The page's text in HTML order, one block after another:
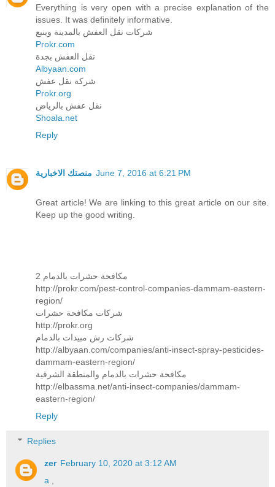
Everything is very open with a precise explanation of the
issues. It was definitely informative.
شركات نقل العفش بالمدينة وينبع
Prokr.com
نقل العفش بجدة
Albyaan.com
شركة نقل عفش
Prokr.org
نقل عفش بالرياض
Shoala.net
Reply
منصتك الاخبارية June 7, 2016 at 6:21 PM
Great article! We are linking to this great article on our site.
Keep up the good writing.
2 مكافحة حشرات بالدمام
http://prokr.com/pest-control-companies-dammam-eastern-
region/
شركات مكافحة حشرات
http://prokr.org
شركات رش مبيدات بالدمام
http://albyaan.com/companies/anti-insect-spray-pesticides-
dammam-eastern-region/
مكافحة حشرات بالدمام والمنطقة الشرقية
http://elbassma.net/anti-insect-companies/dammam-
eastern-region/
Reply
Replies
zer February 10, 2020 at 3:12 AM
a